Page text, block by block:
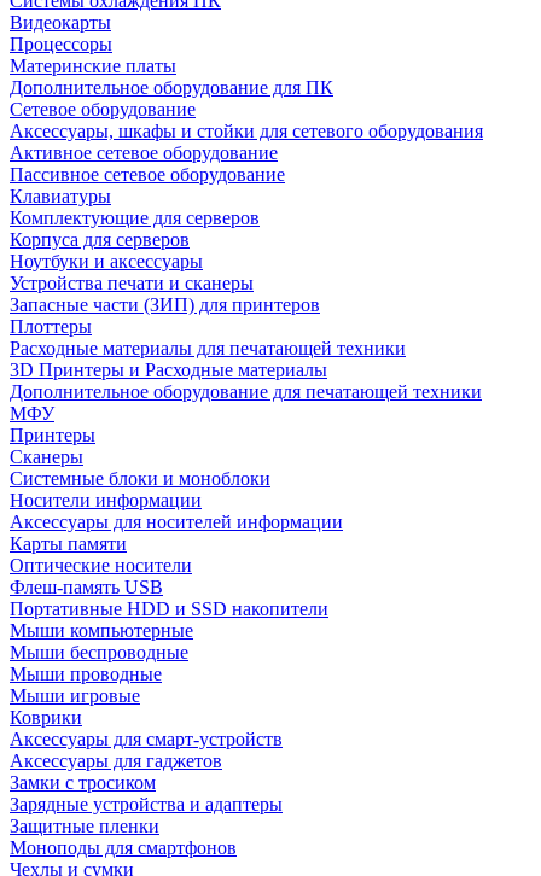
Видеокарты
Процессоры
Материнские платы
Дополнительное оборудование для ПК
Сетевое оборудование
Аксессуары, шкафы и стойки для сетевого оборудования
Активное сетевое оборудование
Пассивное сетевое оборудование
Клавиатуры
Комплектующие для серверов
Корпуса для серверов
Ноутбуки и аксессуары
Устройства печати и сканеры
Запасные части (ЗИП) для принтеров
Плоттеры
Расходные материалы для печатающей техники
3D Принтеры и Расходные материалы
Дополнительное оборудование для печатающей техники
МФУ
Принтеры
Сканеры
Системные блоки и моноблоки
Носители информации
Аксессуары для носителей информации
Карты памяти
Оптические носители
Флеш-память USB
Портативные HDD и SSD накопители
Мыши компьютерные
Мыши беспроводные
Мыши проводные
Мыши игровые
Коврики
Аксессуары для смарт-устройств
Аксессуары для гаджетов
Замки с тросиком
Зарядные устройства и адаптеры
Защитные пленки
Моноподы для смартфонов
Чехлы и сумки